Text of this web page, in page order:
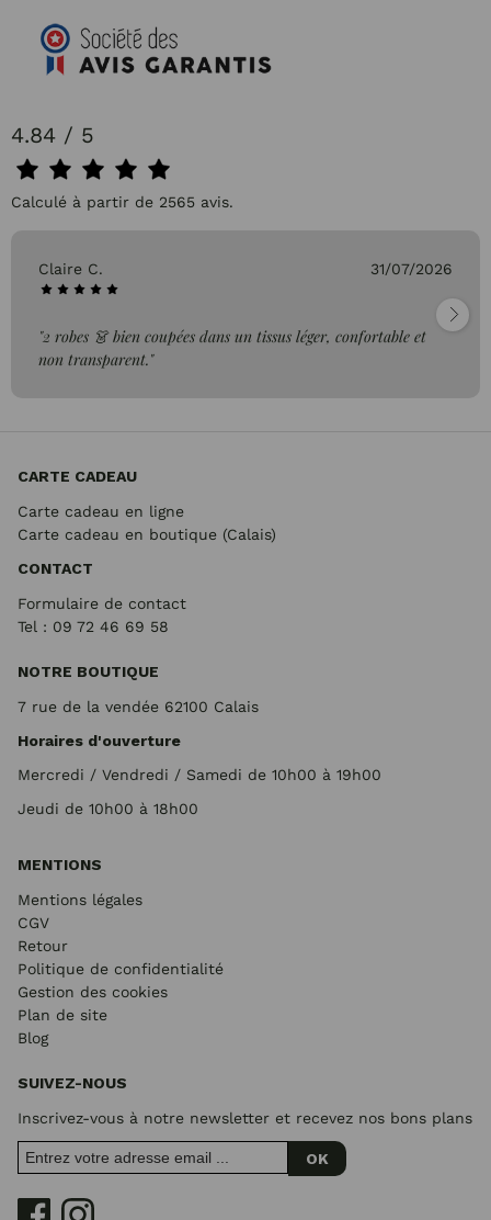
4.84 / 5
Calculé à partir de 2565 avis.
Claire C. 31/07/2026
"2 robes 👗 bien coupées dans un tissus léger, confortable et
non transparent."
CARTE CADEAU
Carte cadeau en ligne
Carte cadeau en boutique (Calais)
CONTACT
Formulaire de contact
Tel : 09 72 46 69 58
NOTRE BOUTIQUE
7 rue de la vendée 62100 Calais
Horaires d'ouverture
Mercredi / Vendredi / Samedi de 10h00 à 19h00
Jeudi de 10h00 à 18h00
MENTIONS
Mentions légales
CGV
Retour
Politique de confidentialité
Gestion des cookies
Plan de site
Blog
SUIVEZ-NOUS
Inscrivez-vous à notre newsletter et recevez nos bons plans
OK